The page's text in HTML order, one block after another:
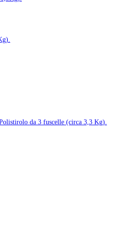
da 3 fuscelle (circa 3,3 Kg).